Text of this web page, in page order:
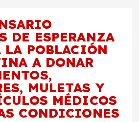
DE ESPERANZA
POBLACIÓN
A DONAR
MULETAS Y
MÉDICOS
CONDICIONES